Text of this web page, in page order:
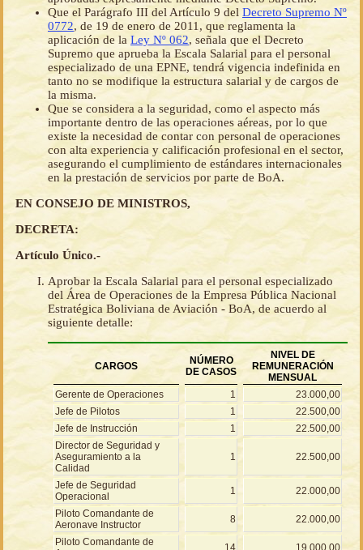
Que el Parágrafo III del Artículo 9 del Decreto Supremo Nº
0772, de 19 de enero de 2011, que reglamenta la
aplicación de la Ley Nº 062, señala que el Decreto
Supremo que aprueba la Escala Salarial para el personal
especializado de una EPNE, tendrá vigencia indefinida en
tanto no se modifique la estructura salarial y de cargos de
la misma.
Que se considera a la seguridad, como el aspecto más
importante dentro de las operaciones aéreas, por lo que
existe la necesidad de contar con personal de operaciones
con alta experiencia y calificación profesional en el sector,
asegurando el cumplimiento de estándares internacionales
en la prestación de servicios por parte de BoA.
EN CONSEJO DE MINISTROS,
DECRETA:
Artículo Único.-
Aprobar la Escala Salarial para el personal especializado
del Área de Operaciones de la Empresa Pública Nacional
Estratégica Boliviana de Aviación - BoA, de acuerdo al
siguiente detalle:
CARGOS
NÚMERO
DE CASOS
NIVEL DE
REMUNERACIÓN
MENSUAL
Gerente de Operaciones
1
23.000,00
Jefe de Pilotos
1
22.500,00
Jefe de Instrucción
1
22.500,00
Director de Seguridad y
Aseguramiento a la
Calidad
1 22.500,00
Jefe de Seguridad
Operacional
1
22.000,00
Piloto Comandante de
Aeronave Instructor
8
22.000,00
Piloto Comandante de
14 19.000,00